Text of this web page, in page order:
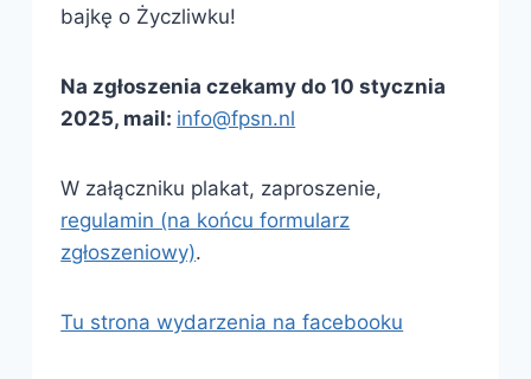
bajkę o Życzliwku!
Na zgłoszenia czekamy do 10 stycznia
2025, mail: info@fpsn.nl
W załączniku plakat, zaproszenie,
regulamin (na końcu formularz
zgłoszeniowy).
Tu strona wydarzenia na facebooku